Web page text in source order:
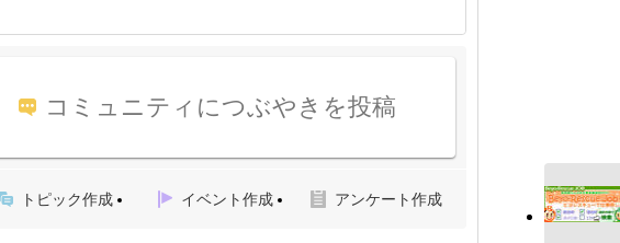
コミュニティにつぶやきを投稿
トピック作成 イベント作成 アンケート作成